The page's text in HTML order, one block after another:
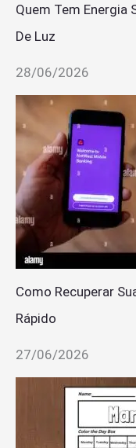
Quem Tem Energia
De Luz
28/06/2026
Como Recuperar
Rápido
27/06/2026